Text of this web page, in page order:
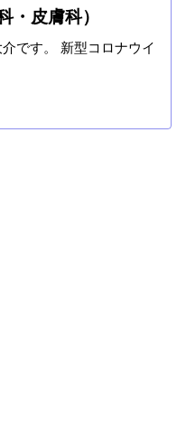
・皮膚科）
です。 新型コロナウイ